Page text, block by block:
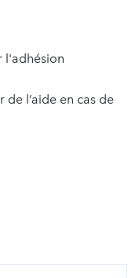
l'adhésion
l’aide en cas de